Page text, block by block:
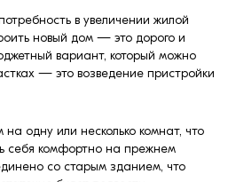
формовки
в увеличении жилой
новый дом — это дорого и
вариант, который можно
— это возведение пристройки
одну или несколько комнат, что
себя комфортно на прежнем
со старым зданием, что